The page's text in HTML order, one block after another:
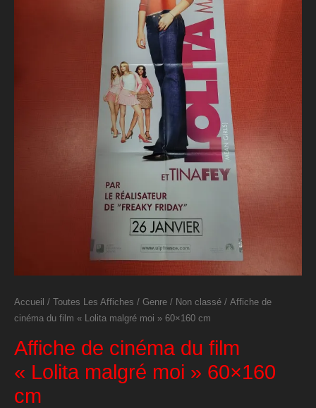
Accueil / Toutes Les Affiches / Genre / Non classé / Affiche de
cinéma du film « Lolita malgré moi » 60×160 cm
Affiche de cinéma du film
« Lolita malgré moi » 60×160
cm